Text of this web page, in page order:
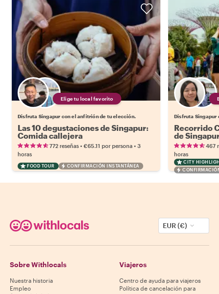
Elige tu local favorito
Disfruta Singapur con el anfitrión de tu elección.
Las 10 degustaciones de Singapur:
Comida callejera
772 reseñas • €65.11 por persona • 3
horas
FOOD TOUR CONFIRMACIÓN INSTANTÁNEA
Disfruta Singapur
Recorrido
de
467
horas
CITY
EUR (€)
Sobre Withlocals
Nuestra historia
Empleo
Viajeros
Centro de ayuda para viajeros
Política de cancelación para